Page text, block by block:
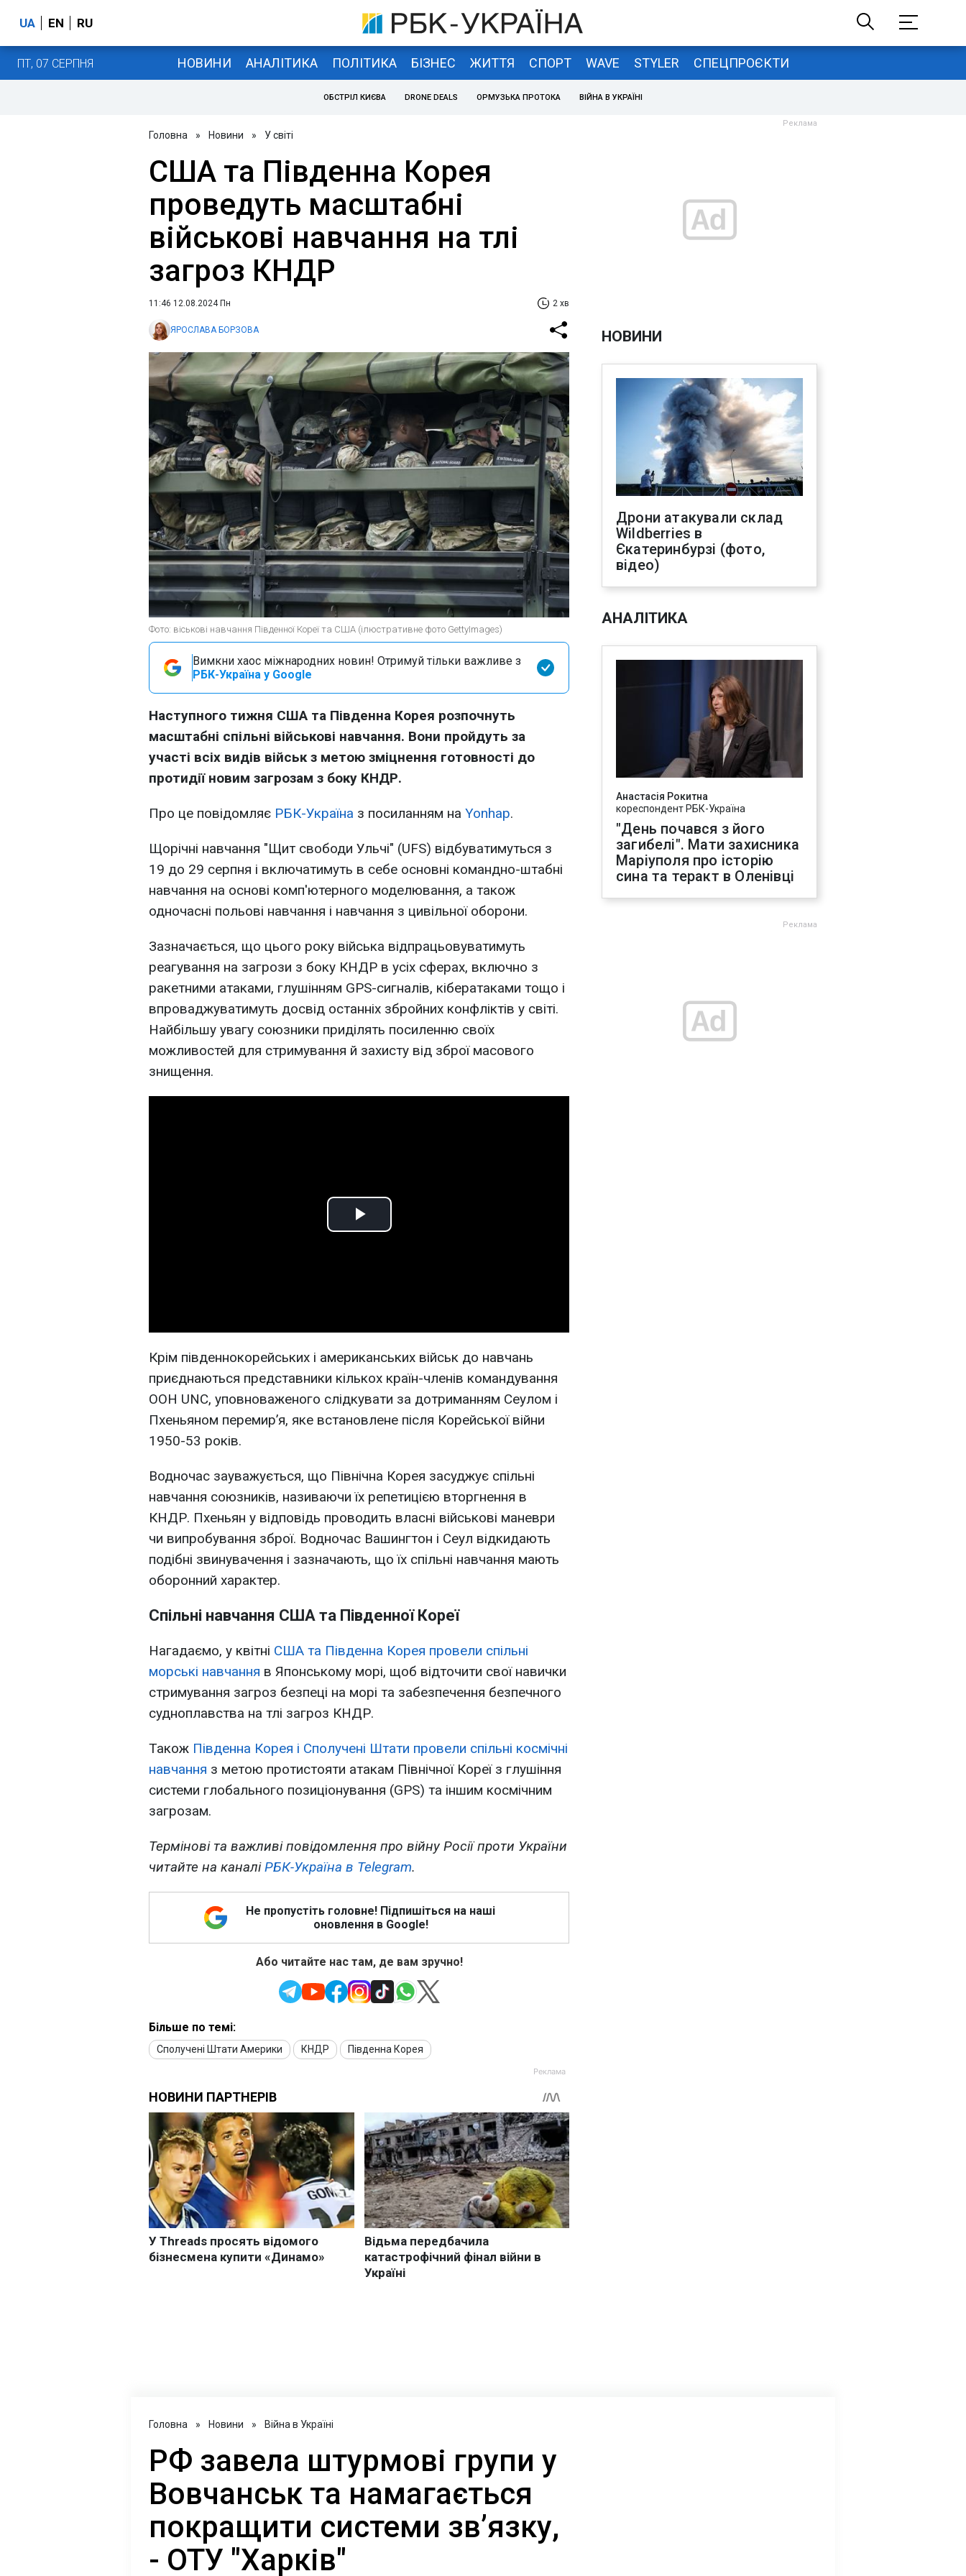
UA EN RU
ПТ, 07 СЕРПНЯ НОВИНИ АНАЛІТИКА ПОЛІТИКА БІЗНЕС ЖИТТЯ СПОРТ WAVE STYLER СПЕЦПРОЄКТИ
ОБСТРІЛ КИЄВА DRONE DEALS ОРМУЗЬКА ПРОТОКА ВІЙНА В УКРАЇНІ
Головна » Новини » У світі
США та Південна Корея
проведуть масштабні
військові навчання на тлі
загроз КНДР
11:46 12.08.2024 Пн 2 хв
ЯРОСЛАВА БОРЗОВА
Фото: віськові навчання Південної Кореї та США (ілюстративне фото GettyImages)
Вимкни хаос міжнародних новин! Отримуй тільки важливе з
РБК-Україна у Google
Наступного тижня США та Південна Корея розпочнуть
масштабні спільні військові навчання. Вони пройдуть за
участі всіх видів військ з метою зміцнення готовності до
протидії новим загрозам з боку КНДР.
Про це повідомляє РБК-Україна з посиланням на Yonhap.
Щорічні навчання "Щит свободи Ульчі" (UFS) відбуватимуться з
19 до 29 серпня і включатимуть в себе основні командно-штабні
навчання на основі комп'ютерного моделювання, а також
одночасні польові навчання і навчання з цивільної оборони.
Зазначається, що цього року війська відпрацьовуватимуть
реагування на загрози з боку КНДР в усіх сферах, включно з
ракетними атаками, глушінням GPS-сигналів, кібератаками тощо і
впроваджуватимуть досвід останніх збройних конфліктів у світі.
Найбільшу увагу союзники приділять посиленню своїх
можливостей для стримування й захисту від зброї масового
знищення.
Play
Крім південнокорейських і американських військ до навчань
приєднаються представники кількох країн-членів командування
ООН UNC, уповноваженого слідкувати за дотриманням Сеулом і
Пхеньяном перемир’я, яке встановлене після Корейської війни
1950-53 років.
Водночас зауважується, що Північна Корея засуджує спільні
навчання союзників, називаючи їх репетицією вторгнення в
КНДР. Пхеньян у відповідь проводить власні військові маневри
чи випробування зброї. Водночас Вашингтон і Сеул відкидають
подібні звинувачення і зазначають, що їх спільні навчання мають
оборонний характер.
Спільні навчання США та Південної Кореї
Нагадаємо, у квітні США та Південна Корея провели спільні
морські навчання в Японському морі, щоб відточити свої навички
стримування загроз безпеці на морі та забезпечення безпечного
судноплавства на тлі загроз КНДР.
Також Південна Корея і Сполучені Штати провели спільні космічні
навчання з метою протистояти атакам Північної Кореї з глушіння
системи глобального позиціонування (GPS) та іншим космічним
загрозам.
Термінові та важливі повідомлення про війну Росії проти України
читайте на каналіРБК-Україна в Telegram.
Не пропустіть головне! Підпишіться на наші
оновлення в Google!
Або читайте нас там, де вам зручно!
Більше по темі:
Сполучені Штати Америки КНДР Південна Корея
НОВИНИ
Дрони атакували склад
Wildberries в
Єкатеринбурзі (фото,
відео)
АНАЛІТИКА
Анастасія Рокитна
кореспондент РБК-Україна
"День почався з його
загибелі". Мати захисника
Маріуполя про історію
сина та теракт в Оленівці
Головна » Новини » Війна в Україні
РФ завела штурмові групи у
Вовчанськ та намагається
покращити системи зв’язку,
- ОТУ "Харків"